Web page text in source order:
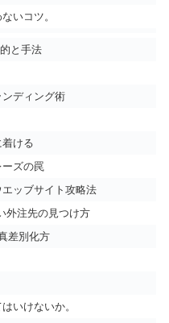
いコツ。
と手法
ディング術
ける
ズの罠
ッブサイト攻略法
外注先の見つけ方
差別化方
いけないか。